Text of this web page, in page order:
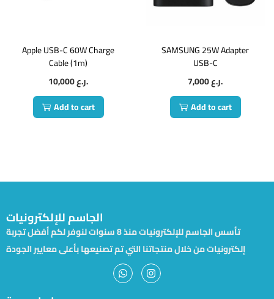
Apple USB-C 60W Charge
Cable (1m)
10,000
ر.ع.
Add to cart
SAMSUNG 25W Adapter
USB-C
7,000
ر.ع.
Add to cart
الجاسم للإلكترونيات
تأسس الجاسم للإلكترونيات منذ 8 سنوات لنوفر لكم أفضل تجربة
إلكترونيات من خلال منتجاتنا التي تم تصنيعها بأعلى معايير الجودة